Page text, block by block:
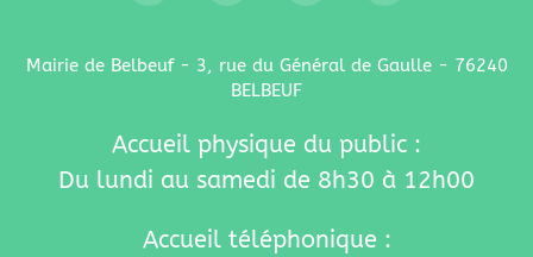
Mairie de Belbeuf - 3, rue du Général de Gaulle - 76240
BELBEUF
Accueil physique du public :
Du lundi au samedi de 8h30 à 12h00
Accueil téléphonique :